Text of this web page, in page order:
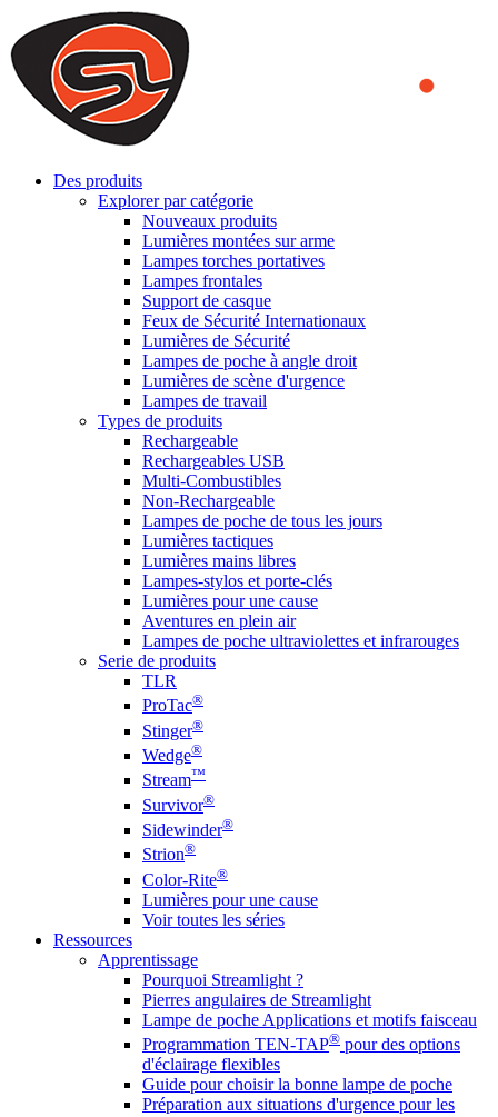
We use cookies to ensure that we provide you the best experience
on our website. By continuing to browse this website, you accept
that cookies are used to help us analyze how the website is used and
to offer you a better experience. To learn more or to find out how
you can disable cookies, you can access our
Des produits
Explorer par catégorie
Nouveaux produits
Lumières montées sur arme
Lampes torches portatives
Lampes frontales
Support de casque
Feux de Sécurité Internationaux
Lumières de Sécurité
Lampes de poche à angle droit
Lumières de scène d'urgence
Lampes de travail
Types de produits
Rechargeable
Rechargeables USB
Multi-Combustibles
Non-Rechargeable
Lampes de poche de tous les jours
Lumières tactiques
Lumières mains libres
Lampes-stylos et porte-clés
Lumières pour une cause
Aventures en plein air
Lampes de poche ultraviolettes et infrarouges
Serie de produits
TLR
ProTac®
Stinger®
Wedge®
Stream™
Survivor®
Sidewinder®
Strion®
Color-Rite®
Lumières pour une cause
Voir toutes les séries
Ressources
Apprentissage
Pourquoi Streamlight ?
Pierres angulaires de Streamlight
Lampe de poche Applications et motifs faisceau
Programmation TEN-TAP® pour des options
d'éclairage flexibles
Guide pour choisir la bonne lampe de poche
Préparation aux situations d'urgence pour les